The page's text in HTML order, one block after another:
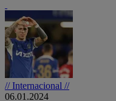
// Internacional //
06.01.2024